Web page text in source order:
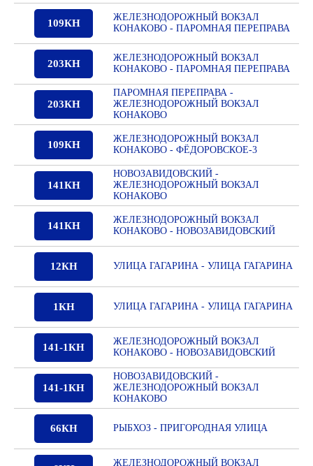
109КН
ЖЕЛЕЗНОДОРОЖНЫЙ ВОКЗАЛ
КОНАКОВО - ПАРОМНАЯ ПЕРЕПРАВА
203КН
ЖЕЛЕЗНОДОРОЖНЫЙ ВОКЗАЛ
КОНАКОВО - ПАРОМНАЯ ПЕРЕПРАВА
203КН
ПАРОМНАЯ ПЕРЕПРАВА -
ЖЕЛЕЗНОДОРОЖНЫЙ ВОКЗАЛ
КОНАКОВО
109КН
ЖЕЛЕЗНОДОРОЖНЫЙ ВОКЗАЛ
КОНАКОВО - ФЁДОРОВСКОЕ-3
141КН
НОВОЗАВИДОВСКИЙ -
ЖЕЛЕЗНОДОРОЖНЫЙ ВОКЗАЛ
КОНАКОВО
141КН
ЖЕЛЕЗНОДОРОЖНЫЙ ВОКЗАЛ
КОНАКОВО - НОВОЗАВИДОВСКИЙ
12КН УЛИЦА ГАГАРИНА - УЛИЦА ГАГАРИНА
1КН УЛИЦА ГАГАРИНА - УЛИЦА ГАГАРИНА
141-1КН
ЖЕЛЕЗНОДОРОЖНЫЙ ВОКЗАЛ
КОНАКОВО - НОВОЗАВИДОВСКИЙ
141-1КН
НОВОЗАВИДОВСКИЙ -
ЖЕЛЕЗНОДОРОЖНЫЙ ВОКЗАЛ
КОНАКОВО
66КН РЫБХОЗ - ПРИГОРОДНАЯ УЛИЦА
ЖЕЛЕЗНОДОРОЖНЫЙ ВОКЗАЛ